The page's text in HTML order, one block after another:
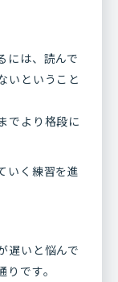
には、読んで
いということ
でより格段に
いく練習を進
遅いと悩んで
です。